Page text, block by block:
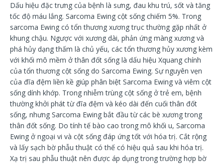
Dấu hiệu đặc trưng của bệnh là sưng, đau khu trú, sốt và tăng
tốc độ máu lắng. Sarcoma Ewing cột sống chiếm 5%. Trong
sarcoma Ewing có tổn thương xương trục thường gặp nhất ở
khung chậu. Ngược với xương dài, phản ứng màng xương và
phá hủy dạng thấm là chủ yếu, các tổn thương hủy xương kèm
với khối mô mềm ở thân đốt sống là dấu hiệu Xquang chính
của tổn thương cột sống do Sarcoma Ewing. Sự nguyên vẹn
của đĩa đệm liền kề giúp phân biệt Sarcoma Ewing và viêm cột
sống dính khớp. Trong nhiễm trùng cột sống ở trẻ em, bệnh
thường khởi phát từ đĩa đệm và kéo dài đến cuối thân đốt
sống, nhưng Sarcoma Ewing bắt đầu từ các bè xương trong
thân đốt sống. Do tính tế bào cao trong mô khối u, Sarcoma
Ewing ở ngoại vi và cột sống đáp ứng tốt với hóa trị. Cắt rộng
và lấy sạch bờ phẫu thuật có thế có hiệu quả sau khi hóa trị.
Xạ trị sau phẫu thuật nên được áp dụng trong trường hợp bờ